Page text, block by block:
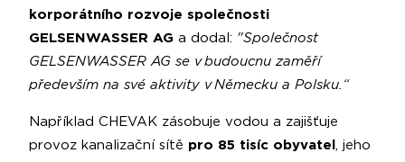
korporátního rozvoje společnosti
GELSENWASSER AG a dodal: "Společnost
GELSENWASSER AG se v budoucnu zaměří
především na své aktivity v Německu a Polsku.“
Například CHEVAK zásobuje vodou a zajišťuje
provoz kanalizační sítě pro 85 tisíc obyvatel , jeho